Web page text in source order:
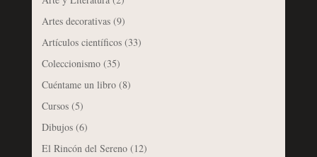
Artes decorativas(9)
Artículos científicos(33)
Coleccionismo(35)
Cuéntame un libro(8)
Cursos(5)
Dibujos(6)
El Rincón del Sereno(12)